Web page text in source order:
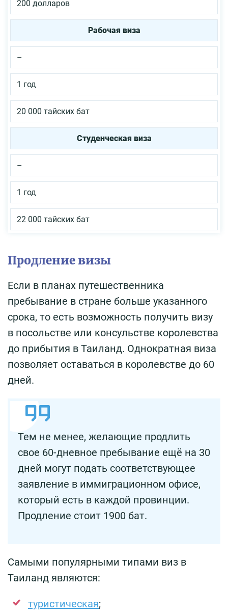
200 долларов
Рабочая виза
–
1 год
20 000 тайских бат
Студенческая виза
–
1 год
22 000 тайских бат
Продление визы
Если в планах путешественника
пребывание в стране больше указанного
срока, то есть возможность получить визу
в посольстве или консульстве королевства
до прибытия в Таиланд. Однократная виза
позволяет оставаться в королевстве до 60
дней.
Тем не менее, желающие продлить
свое 60-дневное пребывание ещё на 30
дней могут подать соответствующее
заявление в иммиграционном офисе,
который есть в каждой провинции.
Продление стоит 1900 бат.
Самыми популярными типами виз в
Таиланд являются:
туристическая;